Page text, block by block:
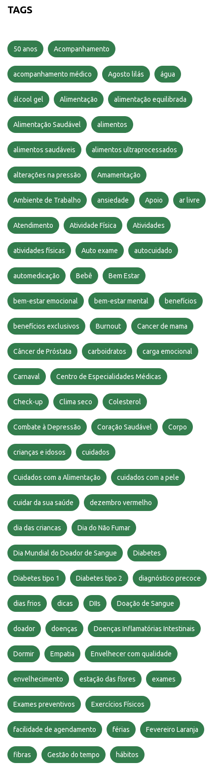
TAGS
50 anos Acompanhamento
acompanhamento médico Agosto lilás água
álcool gel Alimentação alimentação equilibrada
Alimentação Saudável alimentos
alimentos saudáveis alimentos ultraprocessados
alterações na pressão Amamentação
Ambiente de Trabalho ansiedade Apoio ar livre
Atendimento Atividade Física Atividades
atividades físicas Auto exame autocuidado
automedicação Bebê Bem Estar
bem-estar emocional bem-estar mental benefícios
benefícios exclusivos Burnout Cancer de mama
Câncer de Próstata carboidratos carga emocional
Carnaval Centro de Especialidades Médicas
Check-up Clima seco Colesterol
Combate à Depressão Coração Saudável Corpo
crianças e idosos cuidados
Cuidados com a Alimentação cuidados com a pele
cuidar da sua saúde dezembro vermelho
dia das criancas Dia do Não Fumar
Dia Mundial do Doador de Sangue Diabetes
Diabetes tipo 1 Diabetes tipo 2 diagnóstico precoce
dias frios dicas DIIs Doação de Sangue
doador doenças Doenças Inflamatórias Intestinais
Dormir Empatia Envelhecer com qualidade
envelhecimento estação das flores exames
Exames preventivos Exercícios Físicos
facilidade de agendamento férias Fevereiro Laranja
fibras Gestão do tempo hábitos